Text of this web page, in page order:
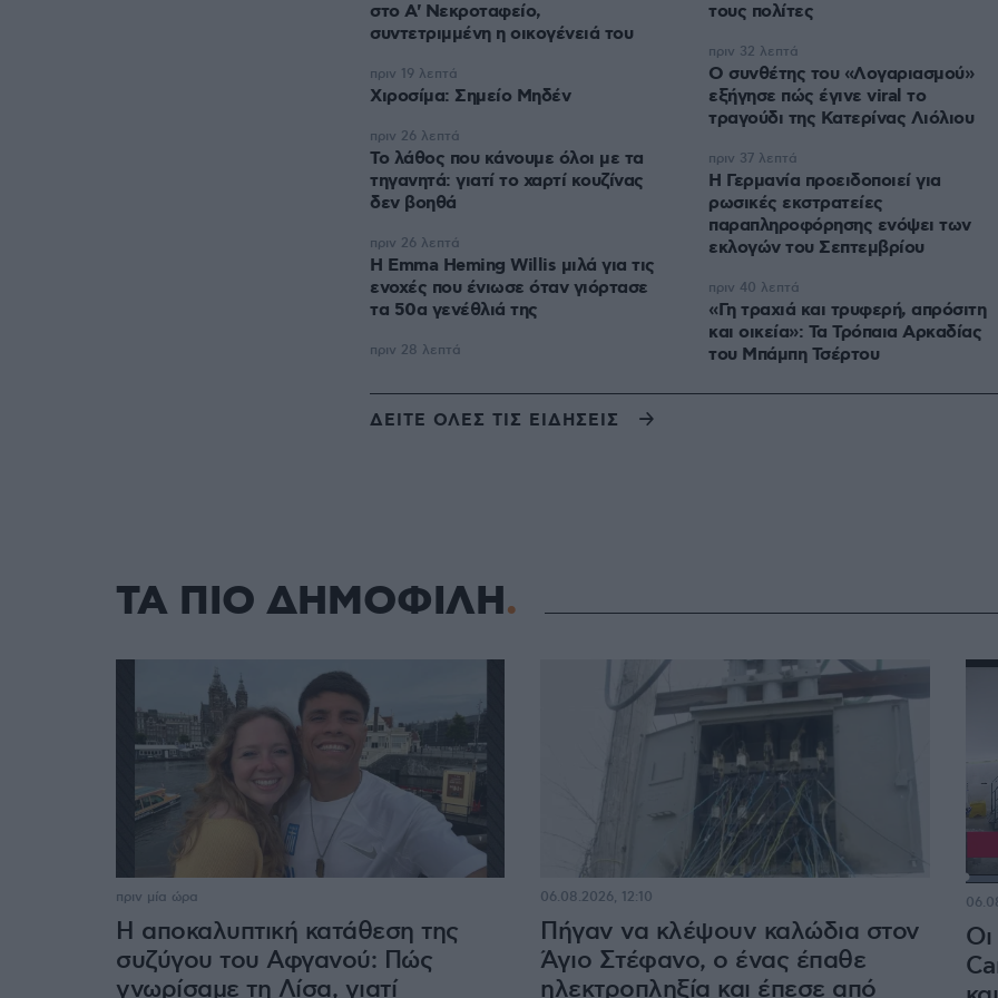
στο A' Νεκροταφείο,
συντετριμμένη η οικογένειά του
Χιροσίμα: Σημείο Μηδέν
πριν 19 λεπτά
Το λάθος που κάνουμε όλοι με τα
τηγανητά: γιατί το χαρτί κουζίνας
δεν βοηθά
πριν 26 λεπτά
H Emma Heming Willis μιλά για τις
ενοχές που ένιωσε όταν γιόρτασε
τα 50α γενέθλιά της
πριν 26 λεπτά
πριν 28 λεπτά
τους πολίτες
Ο συνθέτης του «Λογαριασμού»
εξήγησε πώς έγινε viral το
τραγούδι της Κατερίνας Λιόλιου
πριν 32 λεπτά
Η Γερμανία προειδοποιεί για
ρωσικές εκστρατείες
παραπληροφόρησης ενόψει των
εκλογών του Σεπτεμβρίου
πριν 37 λεπτά
«Γη τραχιά και τρυφερή, απρόσιτη
και οικεία»: Τα Τρόπαια Αρκαδίας
του Μπάμπη Τσέρτου
πριν 40 λεπτά
ΔΕΙΤΕ ΟΛΕΣ ΤΙΣ ΕΙΔΗΣΕΙΣ
ΤΑ ΠΙΟ ΔΗΜΟΦΙΛΗ
Η αποκαλυπτική κατάθεση της
συζύγου του Αφγανού: Πώς
γνωρίσαμε τη Λίσα, γιατί
πριν μία ώρα
Πήγαν να κλέψουν καλώδια στον
Άγιο Στέφανο, ο ένας έπαθε
ηλεκτροπληξία και έπεσε από
06.08.2026, 12:10